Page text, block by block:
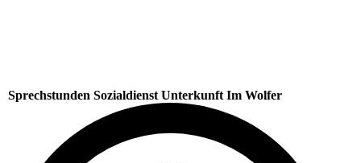
Sprechstunden Sozialdienst Unterkunft Im Wolfer